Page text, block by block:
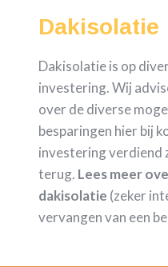
Dakisolatie
Dakisolatie is op
investering. Wij
over de diverse
besparingen hier bij
investering verdiend
terug. Lees meer
dakisolatie (zeker
vervangen van een